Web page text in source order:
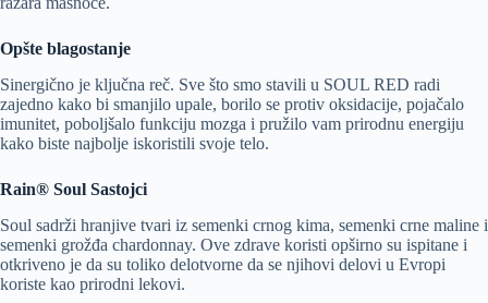
Opšte blagostanje
Sinergično je ključna reč. Sve što smo stavili u SOUL RED radi
zajedno kako bi smanjilo upale, borilo se protiv oksidacije, pojačalo
imunitet, poboljšalo funkciju mozga i pružilo vam prirodnu energiju
kako biste najbolje iskoristili svoje telo.
Rain® Soul Sastojci
Soul sadrži hranjive tvari iz semenki crnog kima, semenki crne maline i
semenki grožđa chardonnay. Ove zdrave koristi opširno su ispitane i
otkriveno je da su toliko delotvorne da se njihovi delovi u Evropi
koriste kao prirodni lekovi.